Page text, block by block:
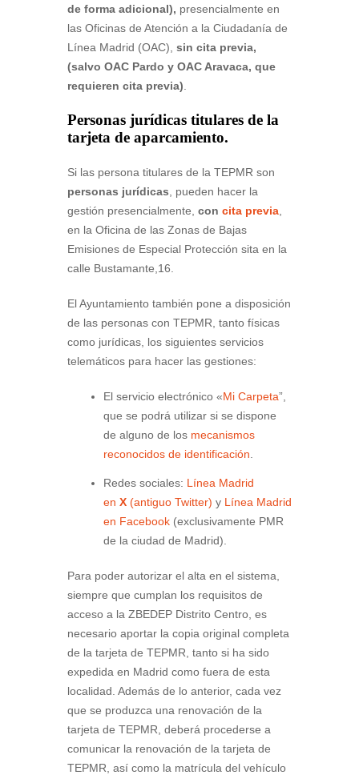
de forma adicional), presencialmente en
las Oficinas de Atención a la Ciudadanía de
Línea Madrid (OAC), sin cita previa,
(salvo OAC Pardo y OAC Aravaca, que
requieren cita previa)
Personas jurídicas titulares de la
tarjeta de aparcamiento.
Si las persona titulares de la TEPMR son
personas jurídicas , pueden hacer la
gestión presencialmente, con cita previa
en la Oficina de las Zonas de Bajas
Emisiones de Especial Protección sita en la
calle Bustamante,16.
El Ayuntamiento también pone a disposición
de las personas con TEPMR, tanto físicas
como jurídicas, los siguientes servicios
telemáticos para hacer las gestiones:
El servicio electrónico «Mi Carpeta”,
que se podrá utilizar si se dispone
de alguno de los mecanismos
reconocidos de identificación
Redes sociales: Línea Madrid
en X (antiguo Twitter) y Línea Madrid
en Facebook (exclusivamente PMR
de la ciudad de Madrid).
Para poder autorizar el alta en el sistema,
siempre que cumplan los requisitos de
acceso a la ZBEDEP Distrito Centro, es
necesario aportar la copia original completa
de la tarjeta de TEPMR, tanto si ha sido
expedida en Madrid como fuera de esta
localidad. Además de lo anterior, cada vez
que se produzca una renovación de la
tarjeta de TEPMR, deberá procederse a
comunicar la renovación de la tarjeta de
TEPMR, así como la matrícula del vehículo